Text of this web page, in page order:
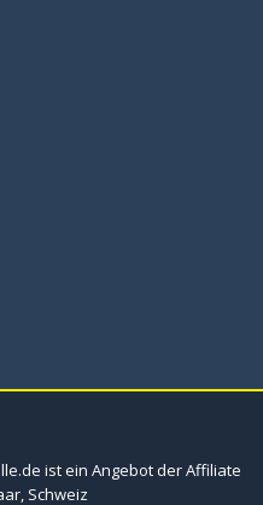
ist ein Angebot der Affiliate
Schweiz